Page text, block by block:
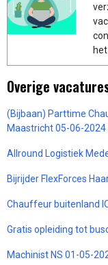
het
Overige
(Bijbaan) Parttime
Maastricht 05-06-2024
Allround Logistiek
Bijrijder FlexForces
Chauffeur buitenland
Gratis opleiding tot
Machinist NS 01-05-